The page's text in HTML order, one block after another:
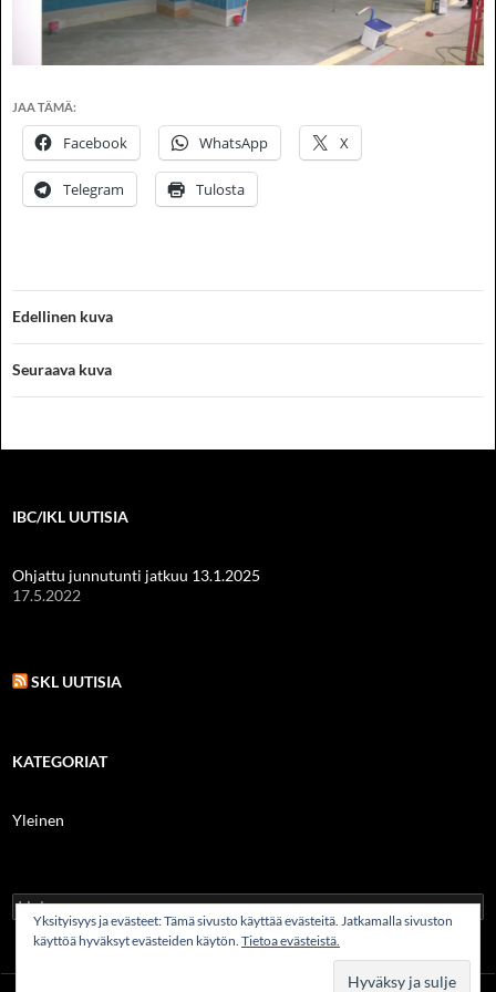
JAA TÄMÄ:
Facebook WhatsApp X
Telegram Tulosta
Edellinen kuva
Seuraava kuva
IBC/IKL UUTISIA
Ohjattu junnutunti jatkuu 13.1.2025
17.5.2022
SKL UUTISIA
KATEGORIAT
Yleinen
Haku:
Yksityisyys ja evästeet: Tämä sivusto käyttää evästeitä. Jatkamalla sivuston
käyttöä hyväksyt evästeiden käytön. Tietoa evästeistä.